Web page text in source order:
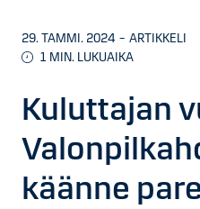
29. TAMMI. 2024 – ARTIKKELI
1 MIN. LUKUAIKA
Kuluttajan
käänne